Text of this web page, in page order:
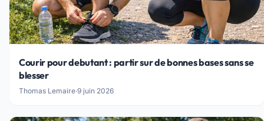
Courir pour debutant : partir sur de bonnes bases sans se
blesser
Thomas Lemaire·9 juin 2026